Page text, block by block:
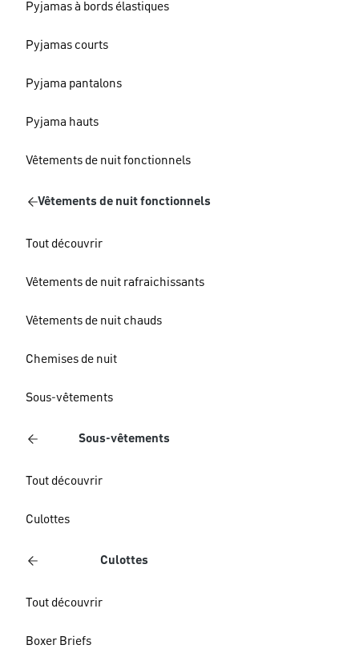
Pyjamas à bords élastiques
Pyjamas courts
Pyjama pantalons
Pyjama hauts
Vêtements de nuit fonctionnels
Vêtements de nuit fonctionnels
Tout découvrir
Vêtements de nuit rafraichissants
Vêtements de nuit chauds
Chemises de nuit
Sous-vêtements
Sous-vêtements
Tout découvrir
Culottes
Culottes
Tout découvrir
Boxer Briefs